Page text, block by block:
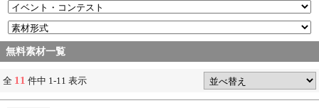
無料素材一覧
全 11 件中 1-11 表示